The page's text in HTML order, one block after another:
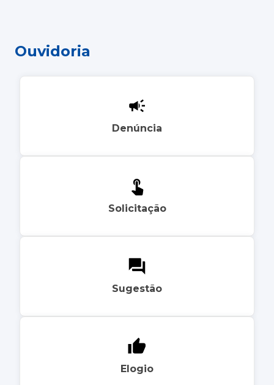
Ouvidoria
Denúncia
Solicitação
Sugestão
Elogio